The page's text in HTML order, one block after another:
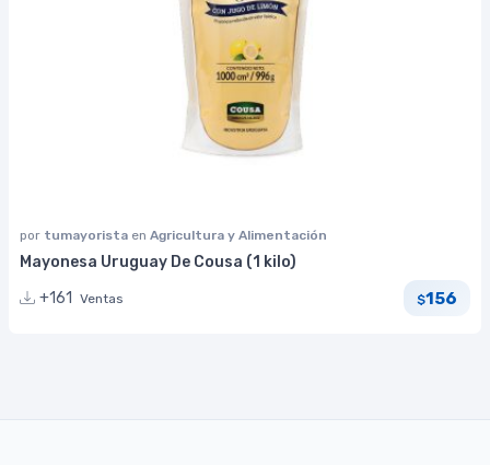
por tumayorista en Agricultura y Alimentación
Mayonesa Uruguay De Cousa (1 kilo)
+161
Ventas $156